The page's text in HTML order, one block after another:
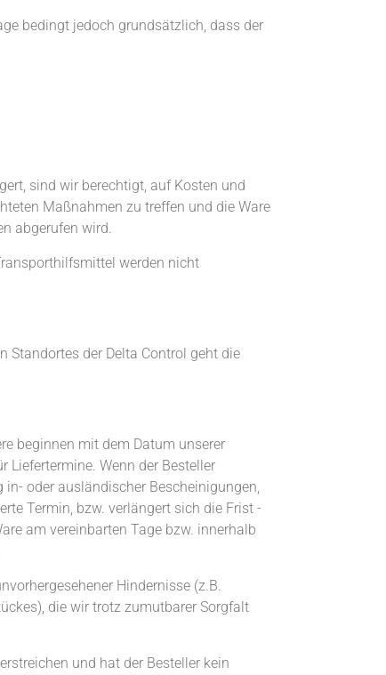
bedingt jedoch grundsätzlich, dass der
sind wir berechtigt, auf Kosten und
Maßnahmen zu treffen und die Ware
abgerufen wird.
werden nicht
Standortes der Delta Control geht die
beginnen mit dem Datum unserer
Wenn der Besteller
oder ausländischer Bescheinigungen,
Termin, bzw. verlängert sich die Frist -
am vereinbarten Tage bzw. innerhalb
Hindernisse (z.B.
die wir trotz zumutbarer Sorgfalt
und hat der Besteller kein